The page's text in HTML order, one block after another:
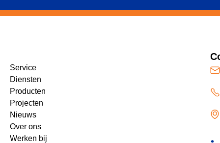
Service
Diensten
Producten
Projecten
Nieuws
Over ons
Werken bij